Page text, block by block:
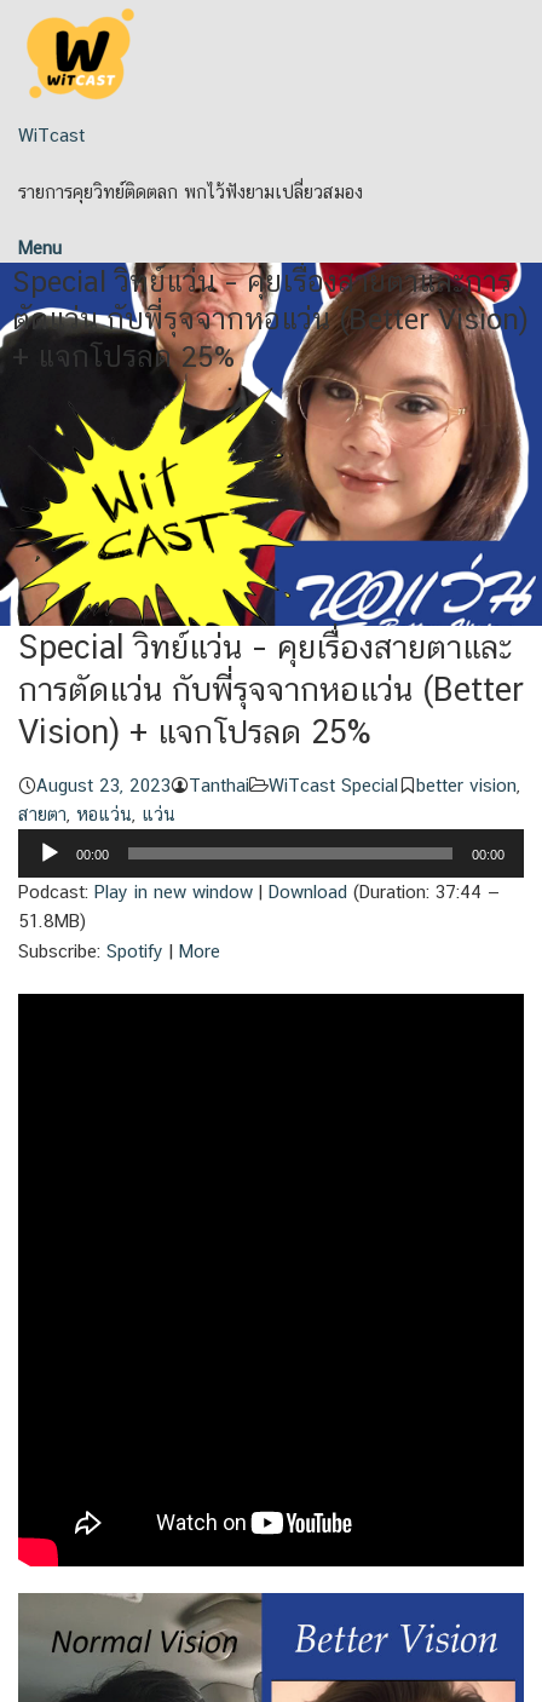
content
WiTcast
รายการคุยวิทย์ติดตลก พกไว้ฟังยามเปลี่ยวสมอง
Menu
Special วิทย์แว่น – คุยเรื่องสายตาและการ
ตัดแว่น กับพี่รุจจากหอแว่น (Better Vision)
+ แจกโปรลด 25%
Special วิทย์แว่น – คุยเรื่องสายตาและ
การตัดแว่น กับพี่รุจจากหอแว่น (Better
Vision) + แจกโปรลด 25%
August 23, 2023 Tanthai WiTcast Special better vision
สายตา หอแว่น แว่น
Audio
00:00 00:00
Podcast: Play in new window | Download (Duration: 37:44 —
51.8MB)
Subscribe: Spotify | More